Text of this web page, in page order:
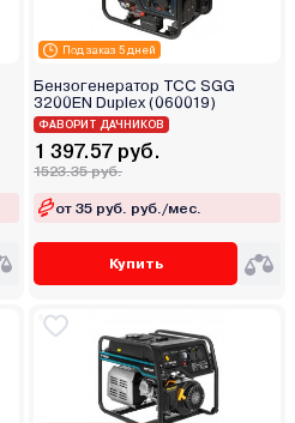
Под заказ 5 дней
Бензогенератор ТСС SGG
3200EN Duplex (060019)
ФАВОРИТ ДАЧНИКОВ
1 397.57 руб.
1523.35 руб.
от 35 руб. руб./мес.
Купить